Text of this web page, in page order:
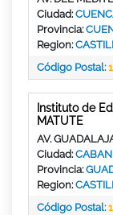
Ciudad:
Provincia:
Region:
Código Postal:
Instituto de
MATUTE
AV.
Ciudad:
Provincia:
Region:
Código Postal: